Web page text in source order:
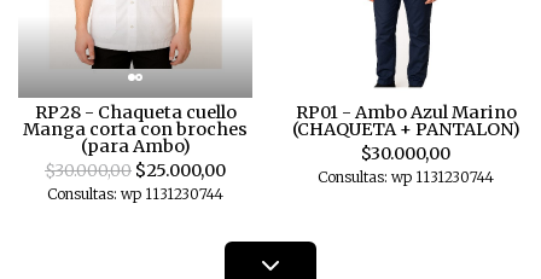
RP28 - Chaqueta cuello
Manga corta con broches
(para Ambo)
$30.000,00 $25.000,00
Consultas: wp 1131230744
RP01 - Ambo Azul Marino
(CHAQUETA + PANTALON)
$30.000,00
Consultas: wp 1131230744